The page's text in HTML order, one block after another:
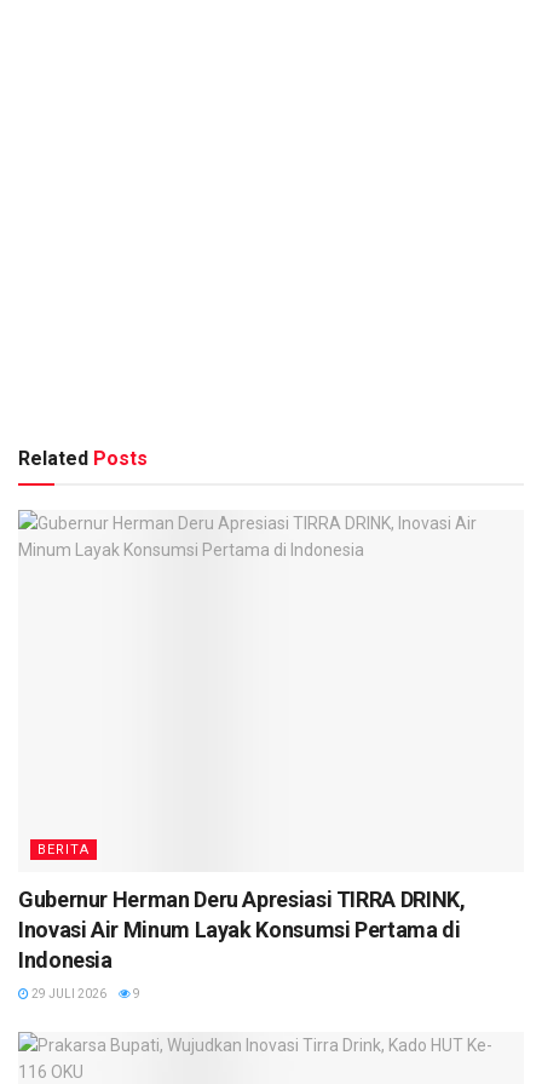
Related Posts
BERITA
Gubernur Herman Deru Apresiasi TIRRA DRINK,
Inovasi Air Minum Layak Konsumsi Pertama di
Indonesia
29 JULI 2026 9